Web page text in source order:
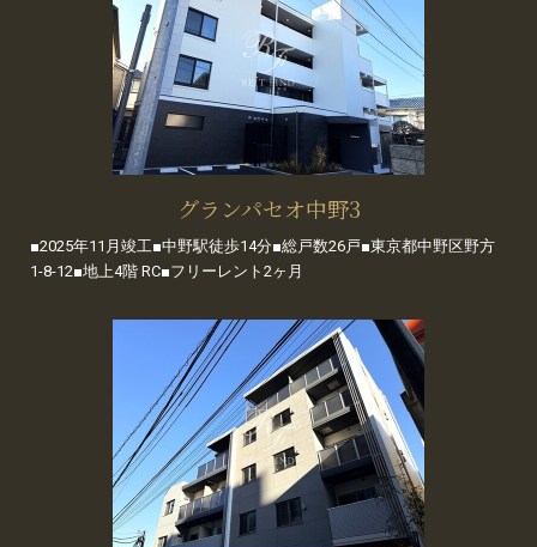
グランパセオ中野3
■2025年11月竣工■中野駅徒歩14分■総戸数26戸■東京都中野区野方
1-8-12■地上4階 RC■フリーレント2ヶ月